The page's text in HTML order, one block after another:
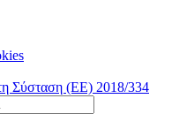
Σύσταση (ΕΕ) 2018/334